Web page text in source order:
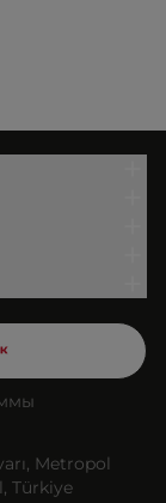
Metropol
Türkiye